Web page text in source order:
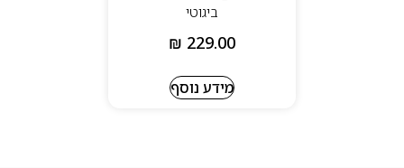
ביגוטי
₪ 229.00
מידע נוסף